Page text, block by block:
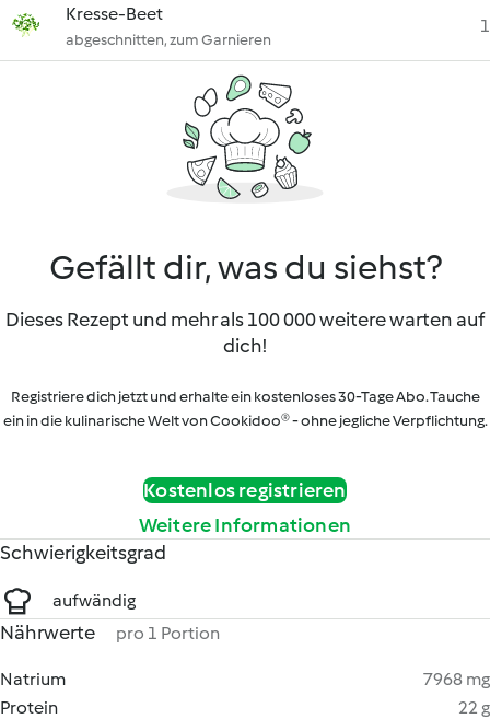
Kresse-Beet
abgeschnitten, zum Garnieren
1
Gefällt dir, was du siehst?
Dieses Rezept und mehr als 100 000 weitere warten auf
dich!
Registriere dich jetzt und erhalte ein kostenloses 30-Tage Abo. Tauche
ein in die kulinarische Welt von Cookidoo® - ohne jegliche Verpflichtung.
Kostenlos registrieren
Weitere Informationen
Schwierigkeitsgrad
aufwändig
Nährwerte pro 1 Portion
Natrium
7968 mg
Protein
22 g